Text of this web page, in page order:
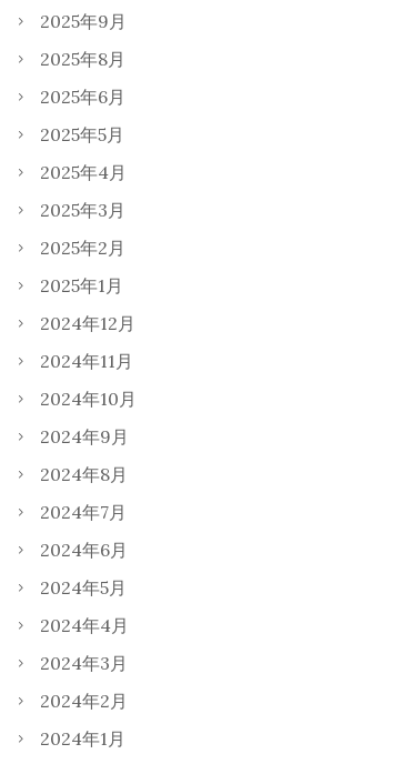
2025年9月
2025年8月
2025年6月
2025年5月
2025年4月
2025年3月
2025年2月
2025年1月
2024年12月
2024年11月
2024年10月
2024年9月
2024年8月
2024年7月
2024年6月
2024年5月
2024年4月
2024年3月
2024年2月
2024年1月